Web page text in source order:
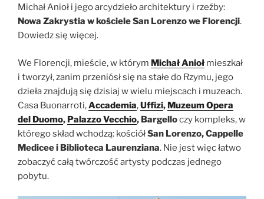
Michał Anioł i jego arcydzieło architektury i rzeźby:
Nowa Zakrystia w kościele San Lorenzo we Florencji.
Dowiedz się więcej.
We Florencji, mieście, w którym Michał Anioł mieszkał
i tworzył, zanim przeniósł się na stałe do Rzymu, jego
dzieła znajdują się dzisiaj w wielu miejscach i muzeach.
Casa Buonarroti,Accademia,Uffizi, Muzeum Opera
del Duomo, Palazzo Vecchio, Bargelloczy kompleks, w
którego skład wchodzą: kościółSan Lorenzo, Cappelle
Medicee i Biblioteca Laurenziana. Nie jest więc łatwo
zobaczyć całą twórczość artysty podczas jednego
pobytu.